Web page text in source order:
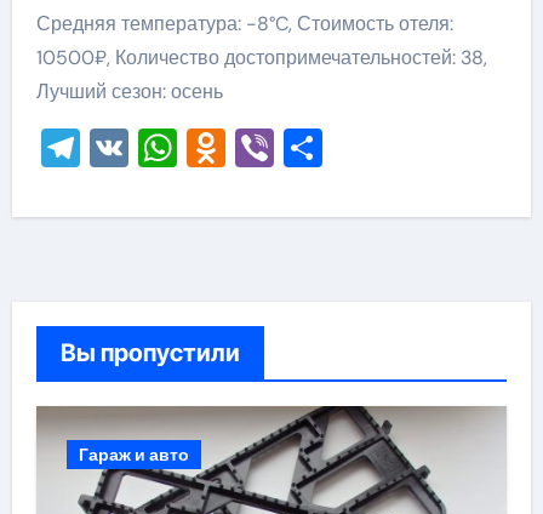
Средняя температура: -8°C, Стоимость отеля:
10500₽, Количество достопримечательностей: 38,
Лучший сезон: осень
Telegram
VKWhatsApp
Odnoklassniki
ViberОтправить
Вы пропустили
Гараж и авто